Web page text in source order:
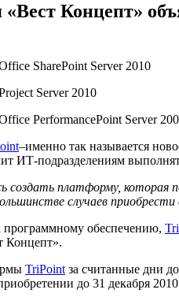
Концепт»
SharePoint Server 2010
Server 2010
PerformancePoint Server
–именно так называется
ИТ-подразделениям
создать платформу, которая
случаев
обеспечению,
Концепт».
TriPoint за считанные дни
до 31 декабря